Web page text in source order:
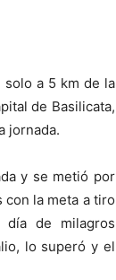
solo a 5 km de la
de Basilicata,
jornada.
y se metió por
la meta a tiro
de milagros
lo superó y el